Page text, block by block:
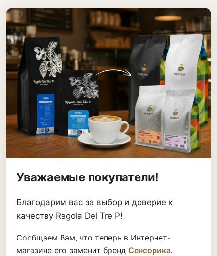
Уважаемые покупатели!
Благодарим вас за выбор и доверие к
качеству Regola Del Tre P!
Сообщаем Вам, что теперь в Интернет-
магазине его заменит бренд Сенсорика.